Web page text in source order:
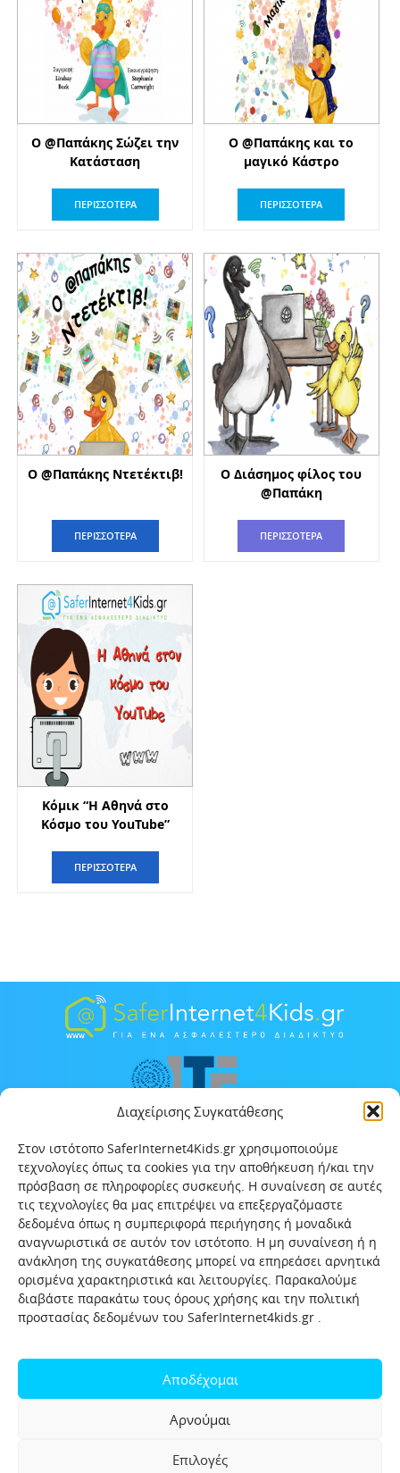
Διαχείρισης Συγκατάθεσης
Στον ιστότοπο SaferInternet4Kids.gr χρησιμοποιούμε
τεχνολογίες όπως τα cookies για την αποθήκευση ή/και την
πρόσβαση σε πληροφορίες συσκευής. Η συναίνεση σε αυτές
τις τεχνολογίες θα μας επιτρέψει να επεξεργαζόμαστε
δεδομένα όπως η συμπεριφορά περιήγησης ή μοναδικά
αναγνωριστικά σε αυτόν τον ιστότοπο. Η μη συναίνεση ή η
ανάκληση της συγκατάθεσης μπορεί να επηρεάσει αρνητικά
ορισμένα χαρακτηριστικά και λειτουργίες. Παρακαλούμε
διαβάστε παρακάτω τους όρους χρήσης και την πολιτική
προστασίας δεδομένων του SaferInternet4kids.gr .
Αποδέχομαι
Αρνούμαι
Επιλογές
Ο @Παπάκης Σώζει την
Κατάσταση
ΠΕΡΙΣΣΟΤΕΡΑ
Ο @Παπάκης και το
μαγικό Κάστρο
ΠΕΡΙΣΣΟΤΕΡΑ
Ο @Παπάκης Ντετέκτιβ!
ΠΕΡΙΣΣΟΤΕΡΑ
Ο Διάσημος φίλος του
@Παπάκη
ΠΕΡΙΣΣΟΤΕΡΑ
Κόμικ “H Αθηνά στο
Κόσμο του YouTube”
ΠΕΡΙΣΣΟΤΕΡΑ
Πολιτική προστασίας δεδομένων
Πολιτική Προστασίας Παιδιών και Εφήβων
Όροι χρήσης
Help-Line